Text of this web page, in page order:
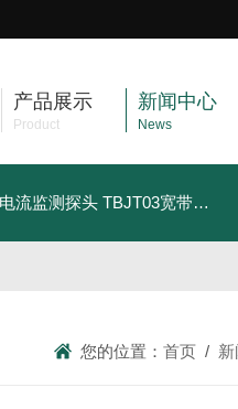
产品展示
Product
新闻中心
News
流监测探头 TBJT03宽带注入变压器
您的位置：首页 /